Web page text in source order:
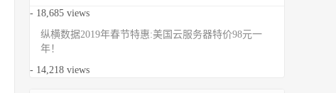
- 18,685 views
纵横数据2019年春节特惠:美国云服务器特价98元一
年！
- 14,218 views